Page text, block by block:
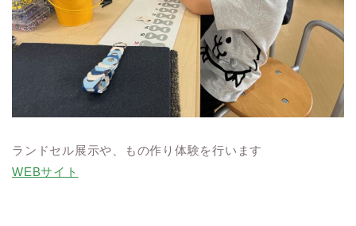
ランドセル展示や、もの作り体験を行います
WEBサイト